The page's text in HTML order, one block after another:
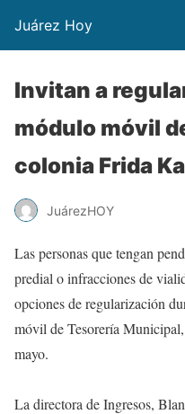
Juárez Hoy
Invitan a
módulo móvil
colonia Frida
JuárezHOY
Las personas que tengan
predial o infracciones de
opciones de regularización
móvil de Tesorería
mayo.
La directora de Ingresos,